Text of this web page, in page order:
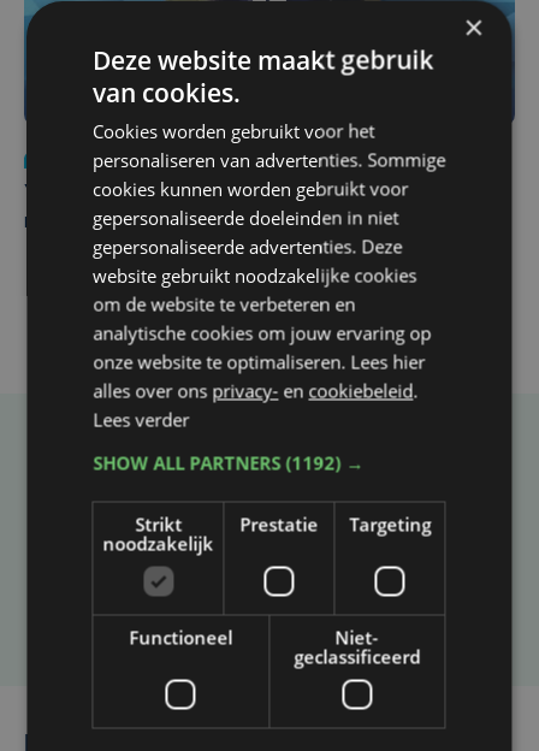
Nieuws
do 6 augustus | 21:30
Yaro (19), slachtoffer van vechtpartij, is na
maandenlange coma overleden
Taalfout opgemerkt?
Heb je een taal- of schrijffout opgemerkt in dit
artikel?
Laat het ons weten
×
Deze website maakt gebruik
van cookies.
Cookies worden gebruikt voor het
personaliseren van advertenties. Sommige
cookies kunnen worden gebruikt voor
gepersonaliseerde doeleinden in niet
gepersonaliseerde advertenties. Deze
website gebruikt noodzakelijke cookies
om de website te verbeteren en
analytische cookies om jouw ervaring op
onze website te optimaliseren. Lees hier
alles over ons privacy- en cookiebeleid.
Lees verder
SHOW ALL PARTNERS(1192) →
Strikt
noodzakelijk
Prestatie Targeting
Functioneel
Niet-
geclassificeerd